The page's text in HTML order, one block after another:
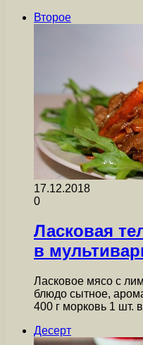
Второе
17.12.2018
0
Ласковая
в
Ласковое мясо с
блюдо сытное,
400 г морковь 1 шт.
Десерт